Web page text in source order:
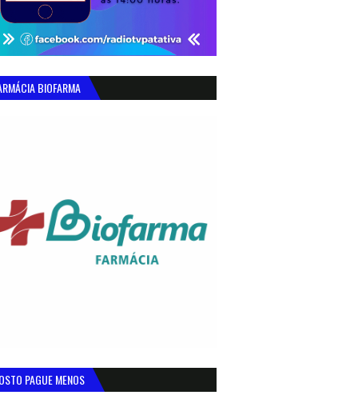
BIOFARMA
PAGUE MENOS